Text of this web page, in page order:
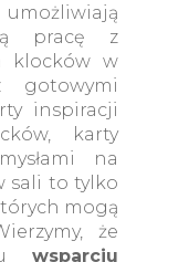
pracę z
klocków w
gotowymi
inspiracji
karty
na
sali to tylko
mogą
że
wsparciu